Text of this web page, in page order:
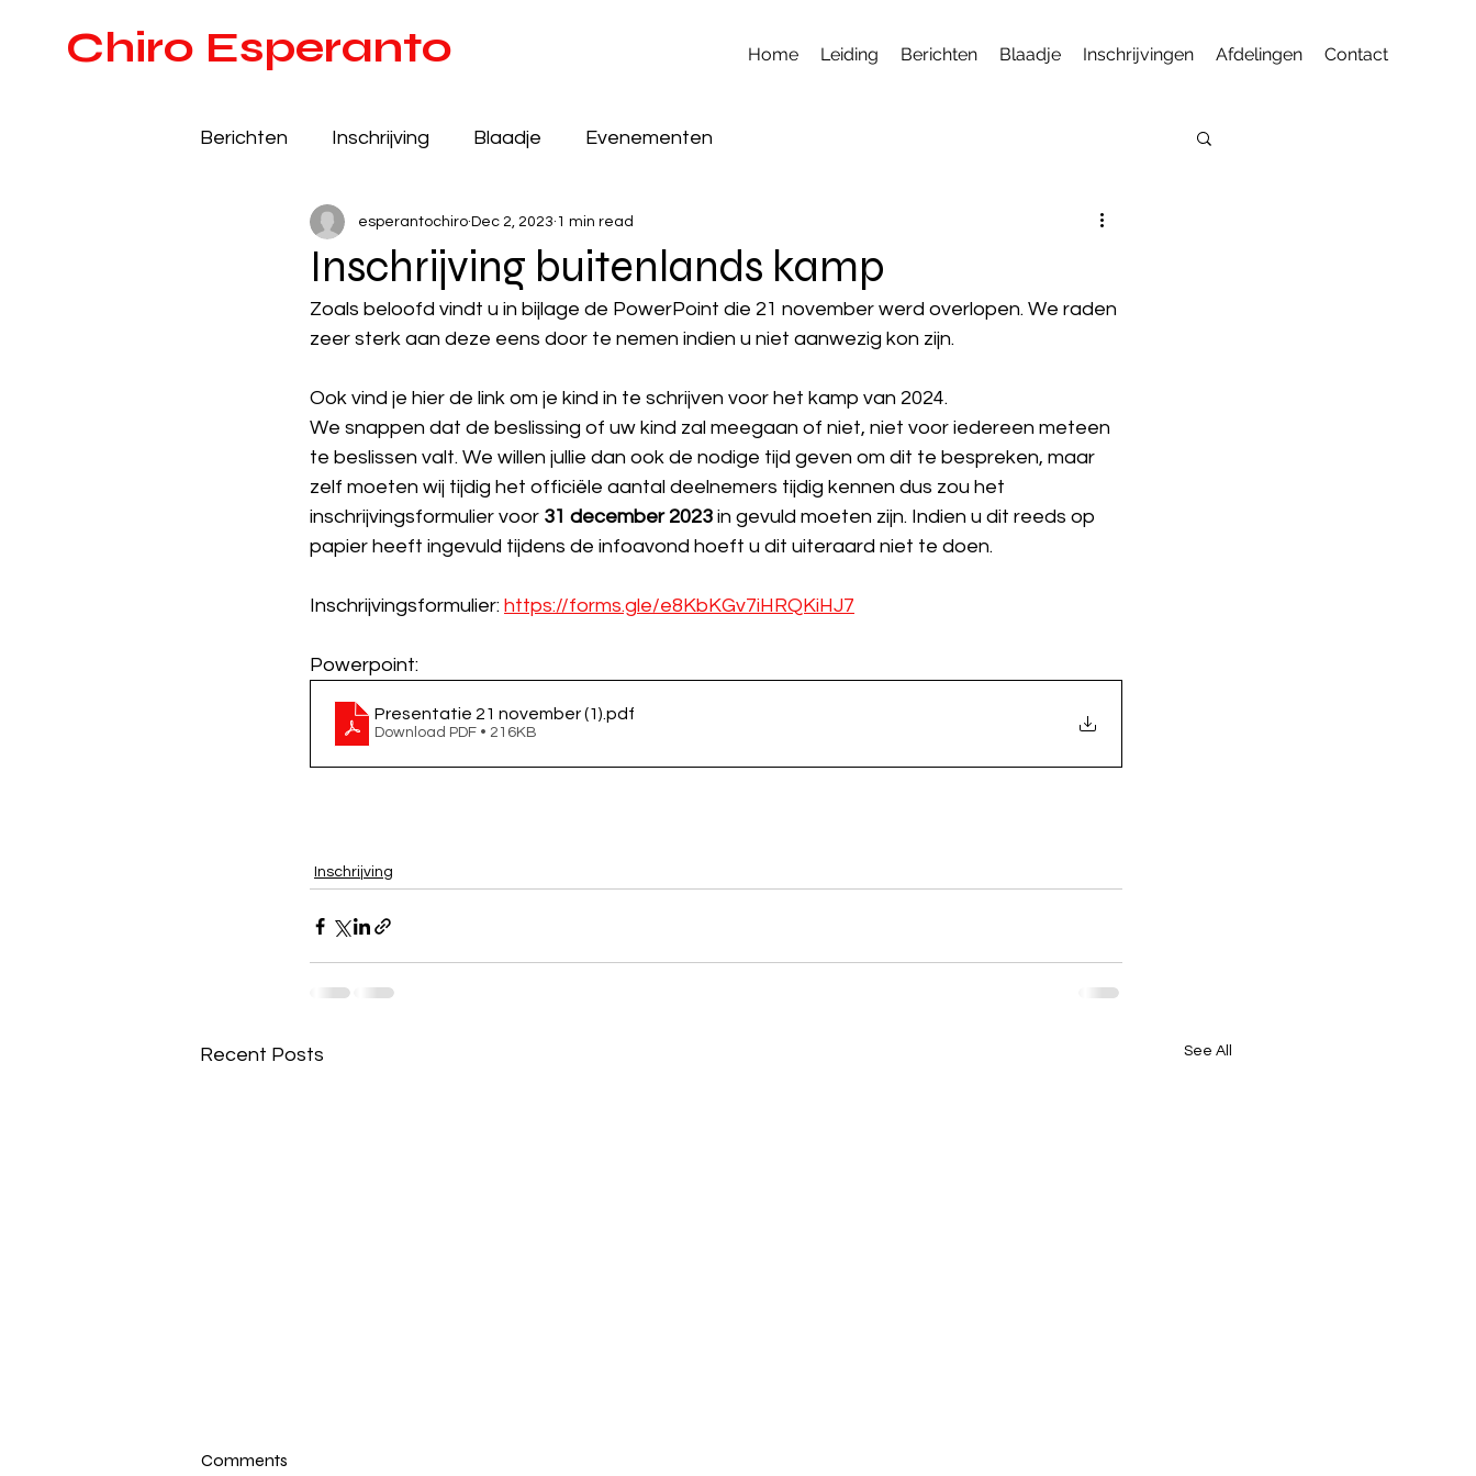
Chiro Esperanto Home Leiding Berichten Blaadje Inschrijvingen Afdelingen Contact
Berichten Inschrijving Blaadje Evenementen
Inschrijving buitenlands kamp
esperantochiro Dec 2, 2023 1 min read
Zoals beloofd vindt u in bijlage de PowerPoint die 21 november werd overlopen. We raden
zeer sterk aan deze eens door te nemen indien u niet aanwezig kon zijn.
Ook vind je hier de link om je kind in te schrijven voor het kamp van 2024.
We snappen dat de beslissing of uw kind zal meegaan of niet, niet voor iedereen meteen
te beslissen valt. We willen jullie dan ook de nodige tijd geven om dit te bespreken, maar
zelf moeten wij tijdig het officiële aantal deelnemers tijdig kennen dus zou het
inschrijvingsformulier voor 31 december 2023 in gevuld moeten zijn. Indien u dit reeds op
papier heeft ingevuld tijdens de infoavond hoeft u dit uiteraard niet te doen.
Inschrijvingsformulier: https://forms.gle/e8KbKGv7iHRQKiHJ7
Powerpoint:
Presentatie 21 november (1) .pdf
Download PDF • 216KB
Inschrijving
Recent Posts See All
Comments